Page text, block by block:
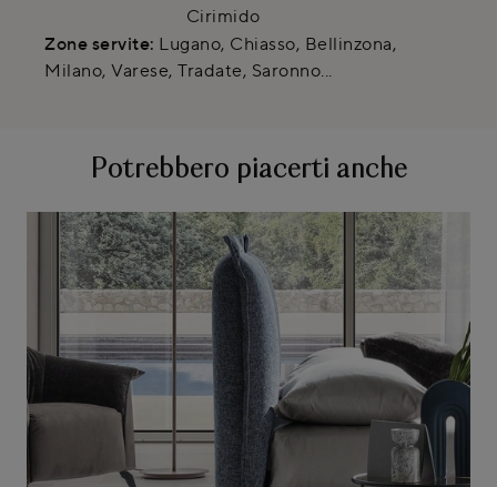
Cirimido
Zone servite: Lugano, Chiasso, Bellinzona,
Milano, Varese, Tradate, Saronno...
Potrebbero piacerti anche